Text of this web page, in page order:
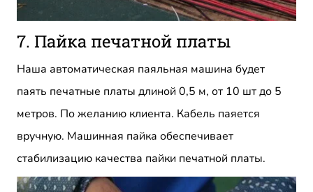
7. Пайка печатной платы
Наша автоматическая паяльная машина будет
паять печатные платы длиной 0,5 м, от 10 шт до 5
метров. По желанию клиента. Кабель паяется
вручную. Машинная пайка обеспечивает
стабилизацию качества пайки печатной платы.